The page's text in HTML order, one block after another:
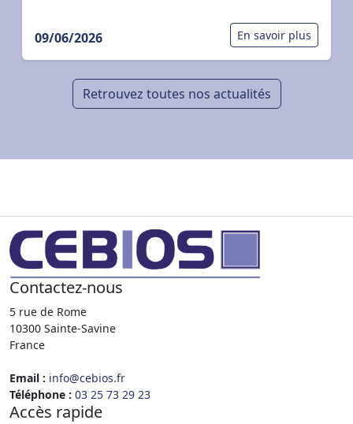
09/06/2026 En savoir plus
Retrouvez toutes nos actualités
Contactez-nous
5 rue de Rome
10300 Sainte-Savine
France
Email : info@cebios.fr
Téléphone : 03 25 73 29 23
Accès rapide